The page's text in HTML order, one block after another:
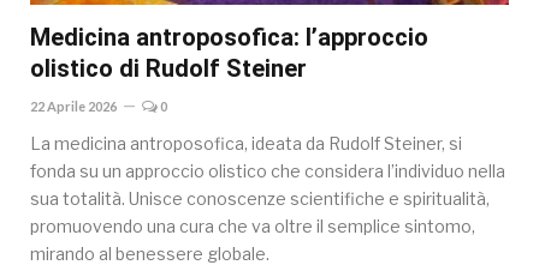
Medicina antroposofica: l’approccio
olistico di Rudolf Steiner
22 Aprile 2026 0
La medicina antroposofica, ideata da Rudolf Steiner, si
fonda su un approccio olistico che considera l’individuo nella
sua totalità. Unisce conoscenze scientifiche e spiritualità,
promuovendo una cura che va oltre il semplice sintomo,
mirando al benessere globale.